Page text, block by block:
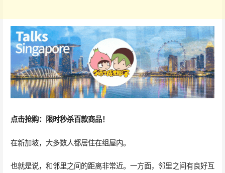
点击抢购：限时秒杀百款商品！
在新加坡，大多数人都居住在组屋内。
也就是说，和邻里之间的距离非常近。一方面，邻里之间有良好互